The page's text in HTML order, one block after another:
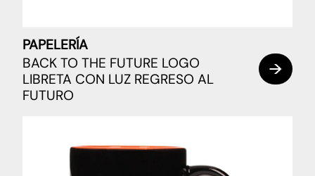
PAPELERÍA
BACK TO THE FUTURE LOGO
LIBRETA CON LUZ REGRESO AL
FUTURO